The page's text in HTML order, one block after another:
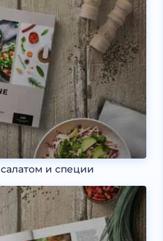
и специи